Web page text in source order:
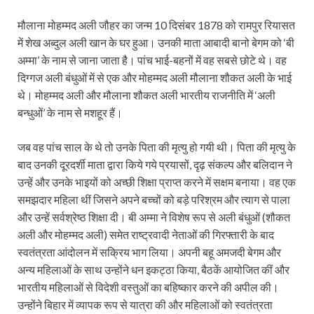
मौलाना मोहम्मद अली जौहर का जन्म 10 दिसंबर 1878 को रामपुर रियासत
में शेख अब्दुल अली खान के घर हुआ। उनकी माता आबादी बानो बेगम को ‘बी
अम्मा’ के नाम से जाना जाता है। पांच भाई-बहनों में वह सबसे छोटे थे। वह
दिग्गज अली बंधुओं में से एक और मोहम्मद अली मौलाना शौकत अली के भाई
थे। मोहम्मद अली और मौलाना शौकत अली भारतीय राजनीति में ‘अली
बन्धुओं’ के नाम से मशहूर हैं।
जब वह पांच साल के थे तो उनके पिता की मृत्यु हो गयी थी। पिता की मृत्यु के
बाद उनकी दूरदर्शी माता द्वारा किये गये प्रयासों, दृढ़ संकल्प और बलिदान ने
उन्हें और उनके भाइयों को अच्छी शिक्षा प्राप्त करने में सक्षम बनाया। वह एक
समझदार महिला थीं जिसने अपने बच्चों को बड़े परिश्रम और त्याग से पाला
और उन्हें सर्वश्रेष्ठ शिक्षा दी। बी अम्मा ने विशेष रूप से अली बंधुओं (शौकत
अली और मोहम्मद अली) समेत राष्ट्रवादी नेताओं की गिरफ्तारी के बाद
स्वतंत्रता आंदोलन में सक्रिय भाग लिया। अपनी बहू अमजदी बेगम और
अन्य महिलाओं के साथ उन्होंने धन इकट्ठा किया, बैठकें आयोजित कीं और
भारतीय महिलाओं से विदेशी वस्तुओं का बहिष्कार करने की अपील की।
उन्होंने बिहार में व्यापक रूप से यात्रा की और महिलाओं को स्वतंत्रता